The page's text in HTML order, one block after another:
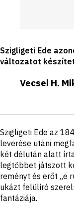
Szigligeti Ede
változatot
Vecsei H.
Rövid
ismertető
Szigligeti Ede az
leverése utáni
két délután alatt
legtöbbet játszott
reményt és erőt „e
ukázt felülíró
fantáziája.